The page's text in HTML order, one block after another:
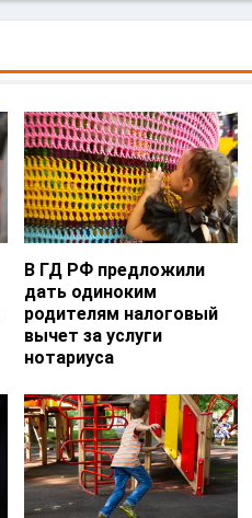
В ГД РФ предложили
дать одиноким
родителям налоговый
вычет за услуги
нотариуса